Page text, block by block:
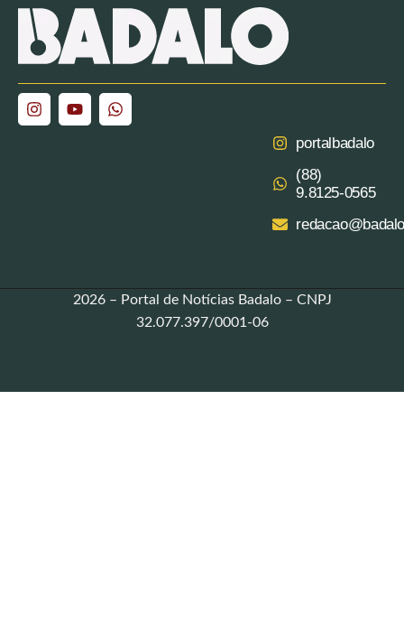
portalbadalo
(88)
9.8125‑0565‬
2026 – Portal de Notícias Badalo – CNPJ
32.077.397/0001-06